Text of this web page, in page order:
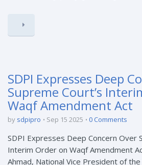
SDPI Expresses Deep
Supreme Court’s
Waqf Amendment Act
by sdpipro Sep 15 2025 0 Comments
SDPI Expresses Deep Concern Over
Interim Order on Waqf Amendment
Ahmad, National Vice President of